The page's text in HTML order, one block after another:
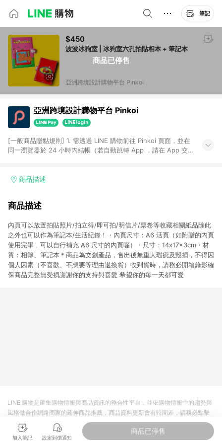
筆記
商品已停售
$450
波波冰狗室 | 冰狗室六孔拍貼相本 + 筆記本
亞洲跨境設計購物平台 Pinkoi
亞洲跨境設計購物平台 Pinkoi
[一般商品贈點規則] 1. 需透過 LINE 購物前往 Pinkoi 頁面，並在
同一瀏覽器於 24 小時內結帳（若自動跳轉 App ，請在 App 交
回饋訂單不得享有 Pinkoi 站方優惠，例如首購優惠，P coins，
行為，不具贈點資格，部分退款不在此限。 6. APP 請更新至
貨後 45 天後發送。 8. 群眾募資商品，禮物卡，開館保證金，補
運費，攤位費等不具贈點資格。 9. LINE 購物站上之商品規格、
顏色、價位、贈品如與 Pinkoi 商品資訊頁及購物車不符，以
Pinkoi 購物商品資訊頁及購物車標示為準。 10. 點數紅包使用規
則請以點數紅包活動說明為準。 11. 若於 LINE 購物前往 Pinkoi
頁面後才首次下載 Pinkoi APP 並完成訂單，不符合導購資格；承
商品描述
商品描述
內頁可以放置拍貼照片/拍立得/即可拍/明信片/票卷等收藏相關紙品除此
之外也可以作為筆記本/生活紀錄！・內頁尺寸：A6 活頁（如附贈的內頁
使用完畢，可以自行補充 A6 尺寸的內頁喔）・尺寸：14x17x3cm・材
質：相簿、筆記本＊商品為文創產品，售出後無重大瑕疵及毀損，不得因
個人因素（不喜歡、不想要等理由退換貨）收到貨時，請務必開箱錄影確
保商品完整無受損謝謝你的支持與喜愛 希望你的每一天都可愛
加入筆記 設定到價通知
商品已停售
LINE 購物是匯集購物情報與商品資訊的整合性平台，並依購物情報中的趨勢與
風格做合作網路商家的延伸商品推薦，商品資料更新會有時間差，請務必點擊
商品至各合作網路商家，確認現售價與購物條件，一切資訊以合作廠商網頁為
準。